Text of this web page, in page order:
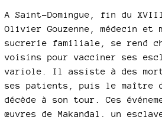
A Saint-Domingue, fin du
Olivier Gouzenne, médecin et
sucrerie familiale, se rend
voisins pour vacciner ses
variole. Il assiste à des
ses patients, puis le maître
décède à son tour. Ces
œuvres de Makandal, un